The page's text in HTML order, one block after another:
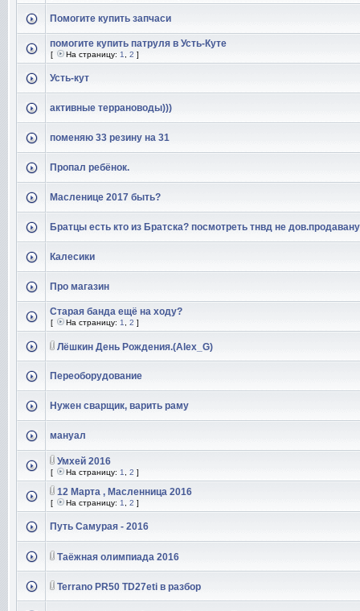
Помогите купить запчаси
помогите купить патруля в Усть-Куте
[ На страницу: 1 2 ]
Усть-кут
активные террановоды)))
поменяю 33 резину на 31
Пропал ребёнок.
Масленице 2017 быть?
Братцы есть кто из Братска? посмотреть тнвд не дов.продавану
Калесики
Про магазин
Старая банда ещё на ходу?
[ На страницу: 1 2 ]
Лёшкин День Рождения.(Alex_G)
Переоборудование
Нужен сварщик, варить раму
мануал
Умхей 2016
[ На страницу: 1 2 ]
12 Марта , Масленница 2016
[ На страницу: 1 2 ]
Путь Самурая - 2016
Таёжная олимпиада 2016
Terrano PR50 TD27eti в разбор